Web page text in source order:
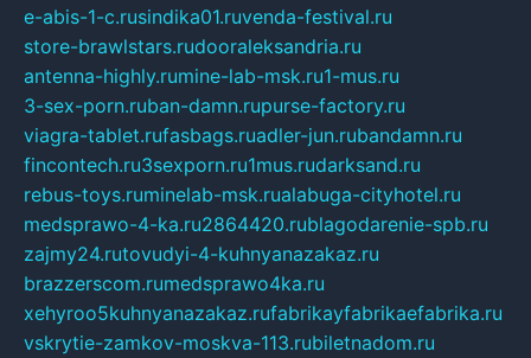
e-abis-1-c.rusindika01.ruvenda-festival.ru
store-brawlstars.rudooraleksandria.ru
antenna-highly.rumine-lab-msk.ru1-mus.ru
3-sex-porn.ruban-damn.rupurse-factory.ru
viagra-tablet.rufasbags.ruadler-jun.rubandamn.ru
fincontech.ru3sexporn.ru1mus.rudarksand.ru
rebus-toys.ruminelab-msk.rualabuga-cityhotel.ru
medsprawo-4-ka.ru2864420.rublagodarenie-spb.ru
zajmy24.rutovudyi-4-kuhnyanazakaz.ru
brazzerscom.rumedsprawo4ka.ru
xehyroo5kuhnyanazakaz.rufabrikayfabrikaefabrika.ru
vskrytie-zamkov-moskva-113.rubiletnadom.ru